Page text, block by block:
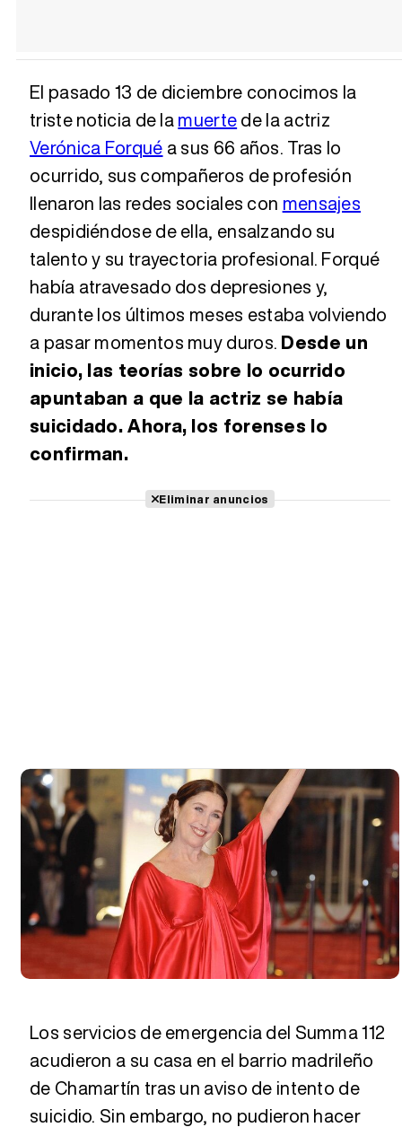
El pasado 13 de diciembre conocimos la
triste noticia de lamuertede la actriz
Verónica Forqué a sus 66 años. Tras lo
ocurrido, sus compañeros de profesión
llenaron las redes sociales con mensajes
despidiéndose de ella, ensalzando su
talento y su trayectoria profesional. Forqué
había atravesado dos depresiones y,
durante los últimos meses estaba volviendo
a pasar momentos muy duros. Desde un
inicio, las teorías sobre lo ocurrido
apuntaban a que la actriz se había
suicidado. Ahora, los forenses lo
confirman.
Eliminar anuncios
Los servicios de emergencia del Summa 112
acudieron a su casa en el barrio madrileño
de Chamartín tras un aviso de intento de
suicidio. Sin embargo, no pudieron hacer